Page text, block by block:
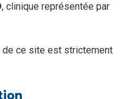
, clinique représentée par
de ce site est strictement